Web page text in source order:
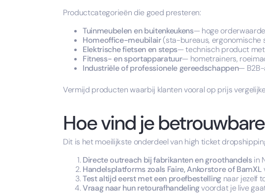
Productcategorieën die goed presteren:
Tuinmeubelen en buitenkeukens— hoge
Homeoffice-meubilair(sta-bureaus, ergonomische
Elektrische fietsen en steps— technisch product
Fitness- en sportapparatuur— hometrainers,
Industriële of professionele gereedschappen— B2B-
Vermijd producten waarbij klanten vooral op prijs
Hoe vind je
Dit is het moeilijkste onderdeel van high ticket
Directe outreach bij fabrikanten en groothandelsin
Handelsplatforms zoals Faire, Ankorstore of BamXL
Test altijd eerst met een proefbestellingnaar jezelf
Vraag naar hun retourafhandelingvoordat je live